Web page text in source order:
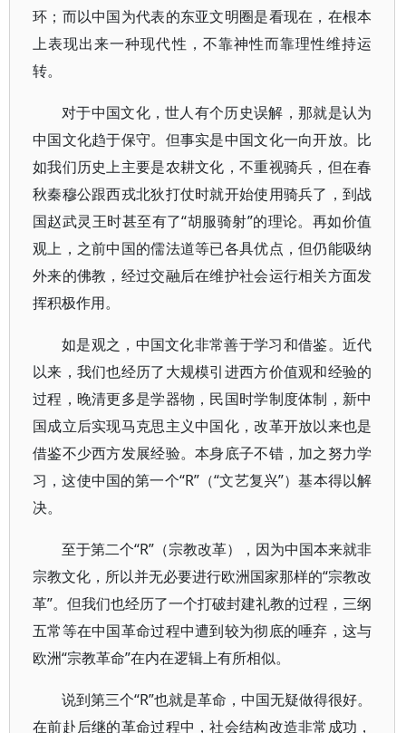
环；而以中国为代表的东亚文明圈是看现在，在根本
上表现出来一种现代性，不靠神性而靠理性维持运
转。
对于中国文化，世人有个历史误解，那就是认为
中国文化趋于保守。但事实是中国文化一向开放。比
如我们历史上主要是农耕文化，不重视骑兵，但在春
秋秦穆公跟西戎北狄打仗时就开始使用骑兵了，到战
国赵武灵王时甚至有了“胡服骑射”的理论。再如价值
观上，之前中国的儒法道等已各具优点，但仍能吸纳
外来的佛教，经过交融后在维护社会运行相关方面发
挥积极作用。
如是观之，中国文化非常善于学习和借鉴。近代
以来，我们也经历了大规模引进西方价值观和经验的
过程，晚清更多是学器物，民国时学制度体制，新中
国成立后实现马克思主义中国化，改革开放以来也是
借鉴不少西方发展经验。本身底子不错，加之努力学
习，这使中国的第一个“R”（“文艺复兴”）基本得以解
决。
至于第二个“R”（宗教改革），因为中国本来就非
宗教文化，所以并无必要进行欧洲国家那样的“宗教改
革”。但我们也经历了一个打破封建礼教的过程，三纲
五常等在中国革命过程中遭到较为彻底的唾弃，这与
欧洲“宗教革命”在内在逻辑上有所相似。
说到第三个“R”也就是革命，中国无疑做得很好。
在前赴后继的革命过程中，社会结构改造非常成功，